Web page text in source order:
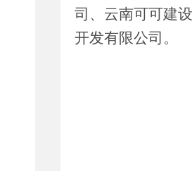
司、云南可可建
开发有限公司。